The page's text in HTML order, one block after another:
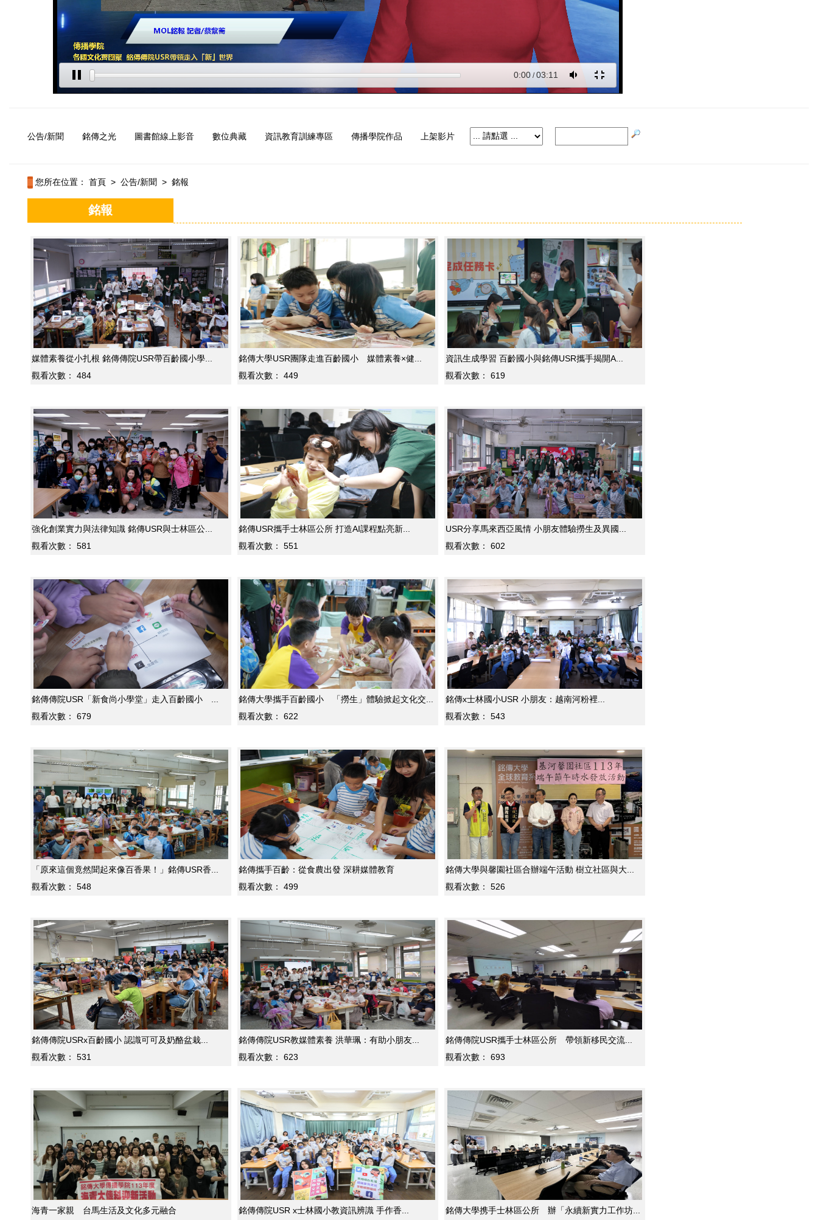
公告/新聞 銘傳之光 圖書館線上影音 數位典藏 資訊教育訓練專區 傳播學院作品 上架影片
您所在位置： 首頁 > 公告/新聞 > 銘報
銘報
媒體素養從小扎根 銘傳傳院USR帶百齡國小學...
觀看次數：
484
銘傳大學USR團隊走進百齡國小 媒體素養×健...
觀看次數：
449
資訊生成學習 百齡國小與銘傳USR攜手揭開A...
觀看次數：
619
強化創業實力與法律知識 銘傳USR與士林區公...
觀看次數：
581
銘傳USR攜手士林區公所 打造AI課程點亮新...
觀看次數：
551
USR分享馬來西亞風情 小朋友體驗撈生及異國...
觀看次數：
602
銘傳傳院USR「新食尚小學堂」走入百齡國小 ...
觀看次數：
679
銘傳大學攜手百齡國小 「撈生」體驗掀起文化交...
觀看次數：
622
銘傳x士林國小USR 小朋友：越南河粉裡...
觀看次數：
543
「原來這個竟然聞起來像百香果！」銘傳USR香...
觀看次數：
548
銘傳攜手百齡：從食農出發 深耕媒體教育
觀看次數：
499
銘傳大學與馨園社區合辦端午活動 樹立社區與大...
觀看次數：
526
銘傳傳院USRx百齡國小 認識可可及奶酪盆栽...
觀看次數：
531
銘傳傳院USR教媒體素養 洪華珮：有助小朋友...
觀看次數：
623
銘傳傳院USR攜手士林區公所 帶領新移民交流...
觀看次數：
693
海青一家親 台馬生活及文化多元融合
銘傳傳院USR x士林國小教資訊辨識 手作香...
銘傳大學携手士林區公所 辦「永續新實力工作坊...